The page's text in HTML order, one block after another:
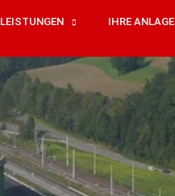
LEISTUNGEN IHRE ANLAGE